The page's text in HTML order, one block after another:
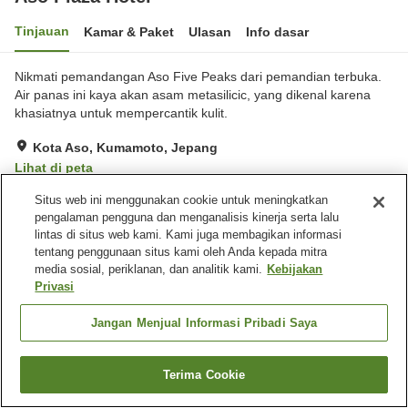
Tinjauan Kamar & Paket Ulasan Info dasar
Nikmati pemandangan Aso Five Peaks dari pemandian terbuka.
Air panas ini kaya akan asam metasilicic, yang dikenal karena
khasiatnya untuk mempercantik kulit.
Kota Aso, Kumamoto, Jepang
Lihat di peta
Baik Ulasan:294
Fasilitas properti
Sauna
Mesin penjual otomatis
Parkir gratis
Beranda Jepang Kumamoto Kota Aso Aso Plaza Hotel
Cari kamar
Situs web ini menggunakan cookie untuk meningkatkan
pengalaman pengguna dan menganalisis kinerja serta lalu
lintas di situs web kami. Kami juga membagikan informasi
tentang penggunaan situs kami oleh Anda kepada mitra
media sosial, periklanan, dan analitik kami. Kebijakan
Privasi
Jangan Menjual Informasi Pribadi Saya
Terima Cookie